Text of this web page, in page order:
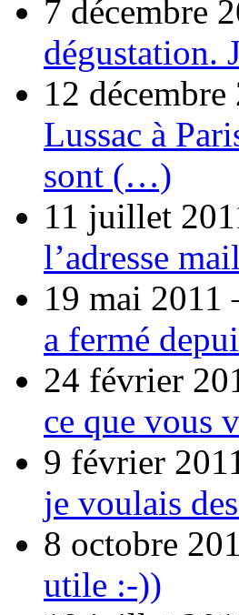
7 décembre
dégustation.
12
Lussac à
sont (…)
11 juillet
l’adresse
19 mai 2011
a fermé
24 février
ce que vous
9 février
je voulais
8 octobre
utile :-))